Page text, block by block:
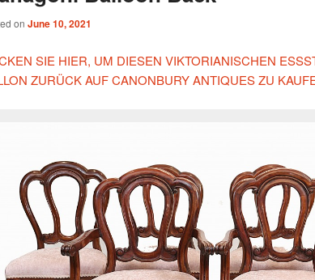
on June 10, 2021
SIE HIER, UM DIESEN VIKTORIANISCHEN
ZURÜCK AUF CANONBURY ANTIQUES ZU